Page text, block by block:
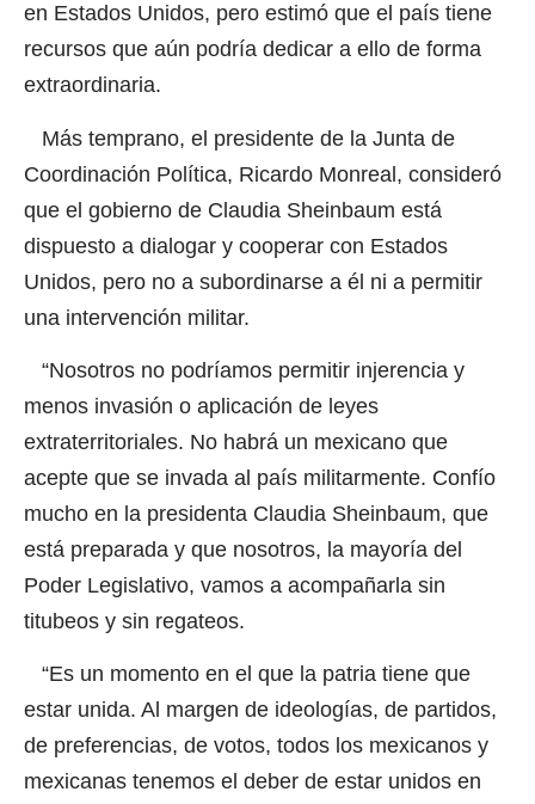
en Estados Unidos, pero estimó que el país tiene
recursos que aún podría dedicar a ello de forma
extraordinaria.
Más temprano, el presidente de la Junta de
Coordinación Política, Ricardo Monreal, consideró
que el gobierno de Claudia Sheinbaum está
dispuesto a dialogar y cooperar con Estados
Unidos, pero no a subordinarse a él ni a permitir
una intervención militar.
“Nosotros no podríamos permitir injerencia y
menos invasión o aplicación de leyes
extraterritoriales. No habrá un mexicano que
acepte que se invada al país militarmente. Confío
mucho en la presidenta Claudia Sheinbaum, que
está preparada y que nosotros, la mayoría del
Poder Legislativo, vamos a acompañarla sin
titubeos y sin regateos.
“Es un momento en el que la patria tiene que
estar unida. Al margen de ideologías, de partidos,
de preferencias, de votos, todos los mexicanos y
mexicanas tenemos el deber de estar unidos en